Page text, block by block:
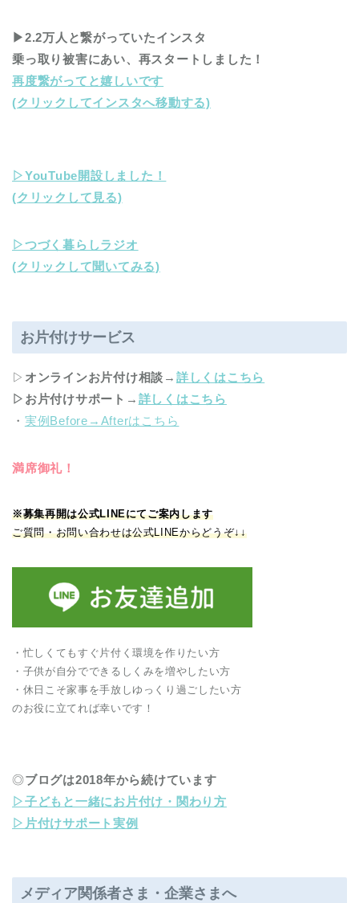
▶︎2.2万人と繋がっていたインスタ
乗っ取り被害にあい、再スタートしました！
再度繋がってと嬉しいです
(クリックしてインスタへ移動する)
▷YouTube開設しました！
(クリックして見る)
▷つづく暮らしラジオ
(クリックして聞いてみる)
お片付けサービス
▷ オンラインお片付け相談 → 詳しくはこちら
▷お片付けサポート → 詳しくはこちら
・ 実例Before→Afterはこちら
満席御礼！
※募集再開は公式LINEにてご案内します
ご質問・お問い合わせは公式LINEからどうぞ↓↓
・忙しくてもすぐ片付く環境を作りたい方
・子供が自分でできるしくみを増やしたい方
・休日こそ家事を手放しゆっくり過ごしたい方
のお役に立てれば幸いです！
◎ブログは2018年から続けています
▷子どもと一緒にお片付け・関わり方
▷片付けサポート実例
メディア関係者さま・企業さまへ